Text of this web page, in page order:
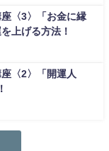
〈3〉「お金に縁
上げる方法！
〈2〉「開運人